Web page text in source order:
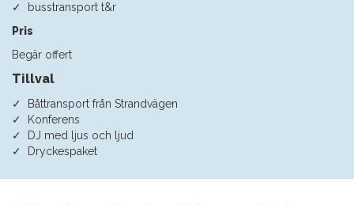
busstransport t&r
Pris
Begär offert
Tillval
Båttransport från Strandvägen
Konferens
DJ med ljus och ljud
Dryckespaket